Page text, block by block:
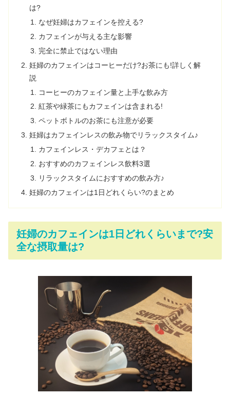
は?
なぜ妊婦はカフェインを控える?
カフェインが与える主な影響
完全に禁止ではない理由
妊婦のカフェインはコーヒーだけ?お茶にも!詳しく解
説
コーヒーのカフェイン量と上手な飲み方
紅茶や緑茶にもカフェインは含まれる!
ペットボトルのお茶にも注意が必要
妊婦はカフェインレスの飲み物でリラックスタイム♪
カフェインレス・デカフェとは？
おすすめのカフェインレス飲料3選
リラックスタイムにおすすめの飲み方♪
妊婦のカフェインは1日どれくらい?のまとめ
妊婦のカフェインは1日どれくらいまで?安
全な摂取量は?